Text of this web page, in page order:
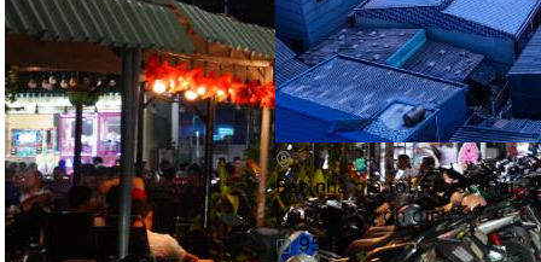
Bán nhà giá tốt Phước Hải,
khu dân cư ổn định
95 m²